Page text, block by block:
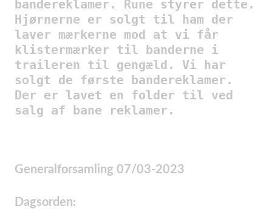
bandereklamer. Rune styrer dette.
Hjørnerne er solgt til ham der
laver mærkerne mod at vi får
klistermærker til banderne i
traileren til gengæld. Vi har
solgt de første bandereklamer.
Der er lavet en folder til ved
salg af bane reklamer.
Generalforsamling 07/03-2023
Dagsorden: